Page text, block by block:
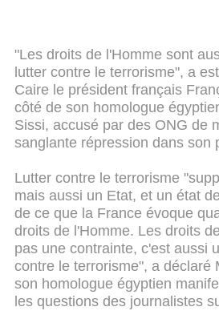
"Les droits de l'Homme sont
lutter contre le terrorisme", a
Caire le président français
côté de son homologue
Sissi, accusé par des ONG de
sanglante répression dans son
Lutter contre le terrorisme
mais aussi un Etat, et un état
de ce que la France évoque
droits de l'Homme. Les droits
pas une contrainte, c'est aussi
contre le terrorisme", a déclaré
son homologue égyptien
les questions des journalistes